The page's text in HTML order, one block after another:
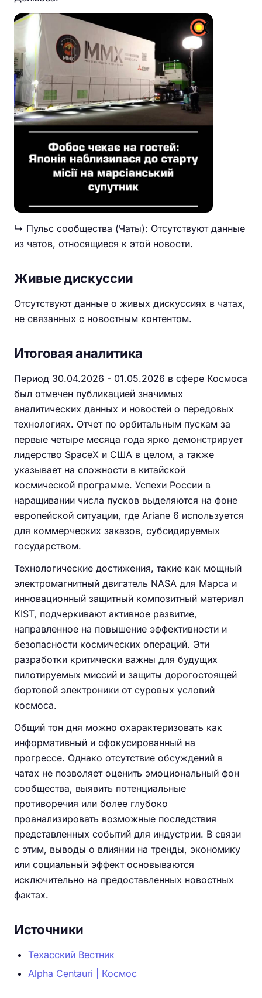
↳ Пульс сообщества (Чаты): Отсутствуют данные
из чатов, относящиеся к этой новости.
Живые дискуссии
Отсутствуют данные о живых дискуссиях в чатах,
не связанных с новостным контентом.
Итоговая аналитика
Период 30.04.2026 - 01.05.2026 в сфере Космоса
был отмечен публикацией значимых
аналитических данных и новостей о передовых
технологиях. Отчет по орбитальным пускам за
первые четыре месяца года ярко демонстрирует
лидерство SpaceX и США в целом, а также
указывает на сложности в китайской
космической программе. Успехи России в
наращивании числа пусков выделяются на фоне
европейской ситуации, где Ariane 6 используется
для коммерческих заказов, субсидируемых
государством.
Технологические достижения, такие как мощный
электромагнитный двигатель NASA для Марса и
инновационный защитный композитный материал
KIST, подчеркивают активное развитие,
направленное на повышение эффективности и
безопасности космических операций. Эти
разработки критически важны для будущих
пилотируемых миссий и защиты дорогостоящей
бортовой электроники от суровых условий
космоса.
Общий тон дня можно охарактеризовать как
информативный и сфокусированный на
прогрессе. Однако отсутствие обсуждений в
чатах не позволяет оценить эмоциональный фон
сообщества, выявить потенциальные
противоречия или более глубоко
проанализировать возможные последствия
представленных событий для индустрии. В связи
с этим, выводы о влиянии на тренды, экономику
или социальный эффект основываются
исключительно на предоставленных новостных
фактах.
Источники
Техасский Вестник
Alpha Centauri | Космос